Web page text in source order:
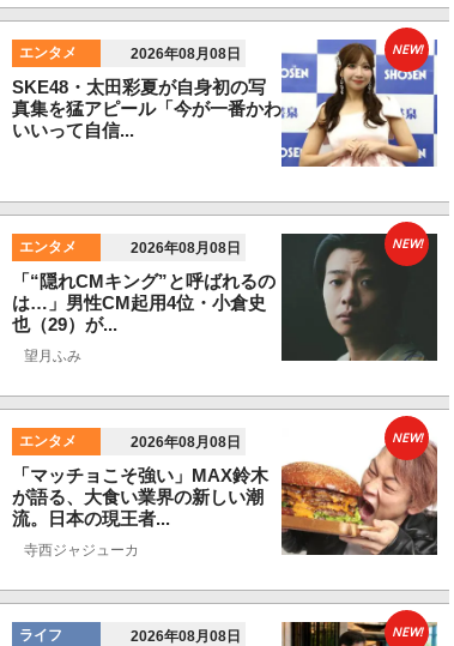
エンタメ 2026年08月08日
SKE48・太田彩夏が自身初の写
真集を猛アピール「今が一番かわ
いいって自信...
NEW!
エンタメ 2026年08月08日
「“隠れCMキング”と呼ばれるの
は…」男性CM起用4位・小倉史
也（29）が...
望月ふみ
NEW!
エンタメ 2026年08月08日
「マッチョこそ強い」MAX鈴木
が語る、大食い業界の新しい潮
流。日本の現王者...
寺西ジャジューカ
NEW!
ライフ 2026年08月08日 NEW!